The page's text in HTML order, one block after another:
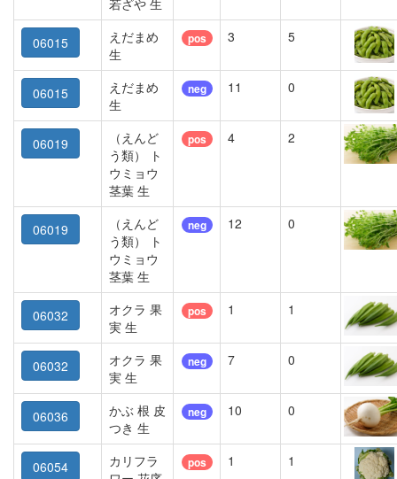
若ざや 生
06015
えだまめ
生
pos 3 5
06015
えだまめ
生
neg 11 0
06019
（えんど
う類） ト
ウミョウ
茎葉 生
pos 4 2
06019
（えんど
う類） ト
ウミョウ
茎葉 生
neg 12 0
06032
オクラ 果
実 生
pos 1 1
06032
オクラ 果
実 生
neg 7 0
06036
かぶ 根 皮
つき 生
neg 10 0
06054
カリフラ
pos 1 1